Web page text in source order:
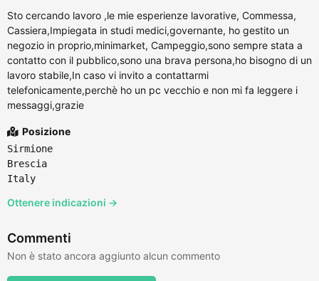
Sto cercando lavoro ,le mie esperienze lavorative, Commessa,
Cassiera,Impiegata in studi medici,governante, ho gestito un
negozio in proprio,minimarket, Campeggio,sono sempre stata a
contatto con il pubblico,sono una brava persona,ho bisogno di un
lavoro stabile,In caso vi invito a contattarmi
telefonicamente,perchè ho un pc vecchio e non mi fa leggere i
messaggi,grazie
Posizione
Sirmione
Brescia
Italy
Ottenere indicazioni →
Commenti
Non è stato ancora aggiunto alcun commento